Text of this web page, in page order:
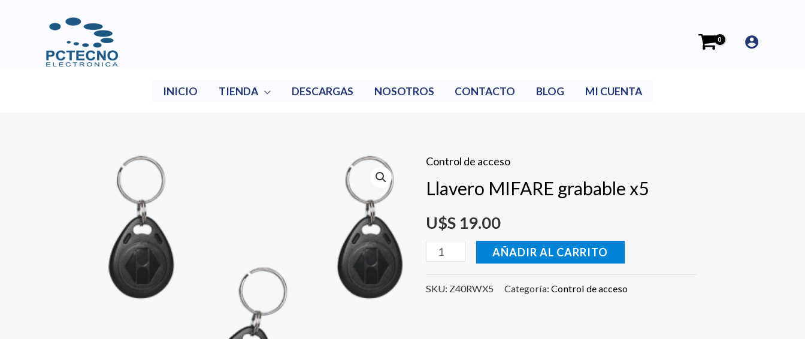
contenido
INICIO TIENDA DESCARGAS NOSOTROS CONTACTO BLOG MI CUENTA
Control de acceso
Llavero MIFARE grabable x5
U$S 19.00
Llavero
MIFARE
x5
cantidad
AÑADIR AL CARRITO
SKU: Z40RWX5 Categoría:Control de acceso